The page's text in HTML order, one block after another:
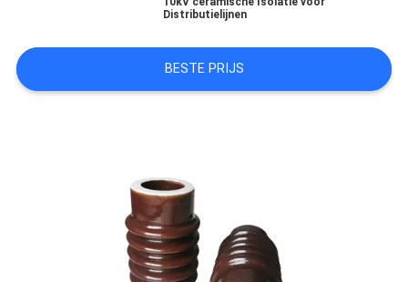
POLICY
Distributielijnen
BESTE PRIJS